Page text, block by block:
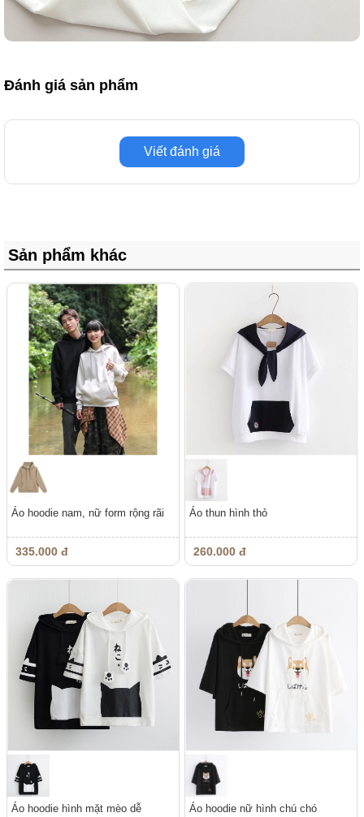
Đánh giá sản phẩm
Viết đánh giá
Sản phẩm khác
Áo hoodie nam, nữ form rộng rãi
335.000 đ
Áo thun hình thỏ
260.000 đ
Áo hoodie hình mặt mèo dễ
Áo hoodie nữ hình chú chó